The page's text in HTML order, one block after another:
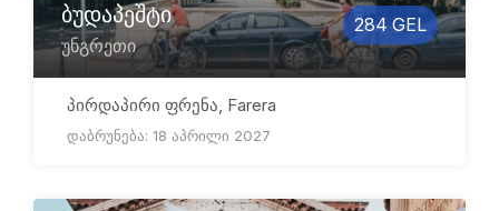
ბუდაპეშტი
უნგრეთი
284 GEL
პირდაპირი ფრენა, Farera
დაბრუნება: 18 აპრილი 2027